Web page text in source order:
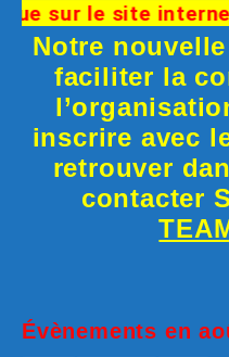
sur le site internet
Notre
faciliter la
inscrire avec
retrouver
contacter
Évènements en